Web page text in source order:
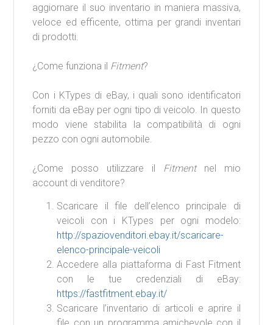
aggiornare il suo inventario in maniera massiva,
veloce ed efficente, ottima per grandi inventari
di prodotti.
¿Come funziona il Fitment?
Con i KTypes di eBay, i quali sono identificatori
forniti da eBay per ogni tipo di veicolo. In questo
modo viene stabilita la compatibilità di ogni
pezzo con ogni automobile.
¿Come posso utilizzare il Fitmentnel mio
account di venditore?
Scaricare il file dell’elenco principale di
veicoli con i KTypes per ogni modelo:
http://spaziovenditori.ebay.it/scaricare-
elenco-principale-veicoli
Accedere alla piattaforma di Fast Fitment
con le tue credenziali di eBay:
https://fastfitment.ebay.it/
Scaricare l’inventario di articoli e aprire il